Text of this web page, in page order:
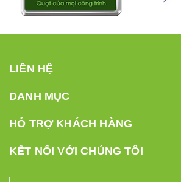
LIÊN HỆ
DANH MỤC
HỖ TRỢ KHÁCH HÀNG
KẾT NỐI VỚI CHÚNG TÔI